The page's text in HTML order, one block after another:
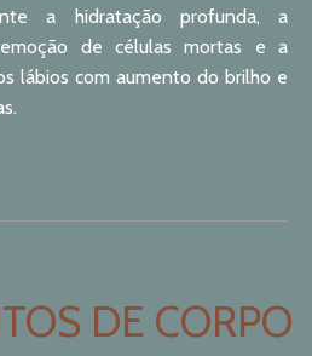
a hidratação profunda, a
de células mortas e a
lábios com aumento do brilho e
DE CORPO